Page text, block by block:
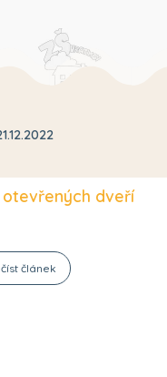
otevřených dveří
článek